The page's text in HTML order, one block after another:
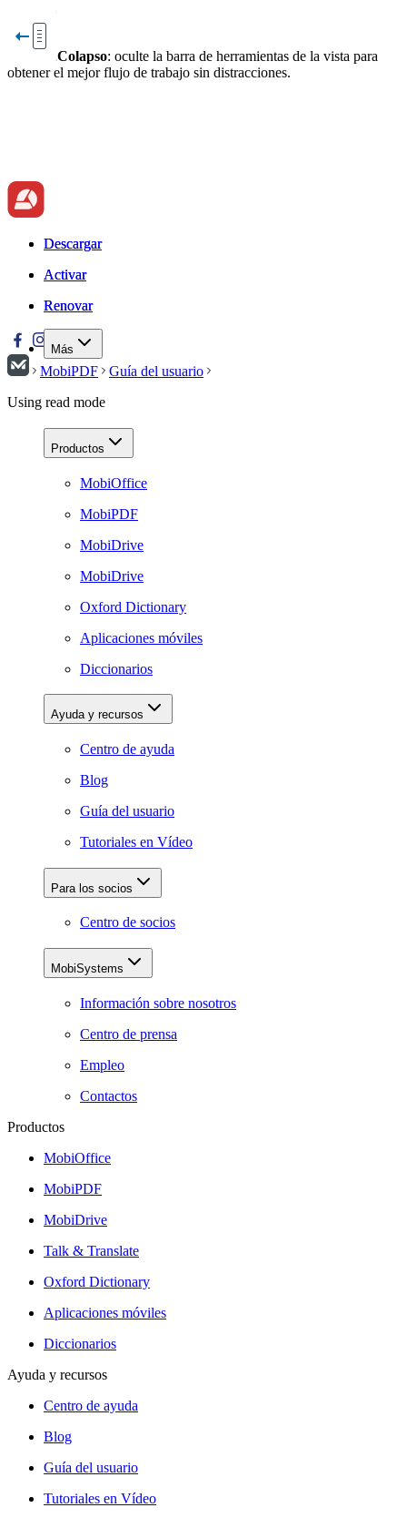
Colapso: oculte la barra de herramientas de la vista para
obtener el mejor flujo de trabajo sin distracciones.
Descargar
Activar
Renovar
Más
Descargar
Activar
Renovar
MobiPDF
Guía del usuario
Using read mode
Productos
MobiOffice
MobiPDF
MobiDrive
MobiDrive
Oxford Dictionary
Aplicaciones móviles
Diccionarios
Ayuda y recursos
Centro de ayuda
Blog
Guía del usuario
Tutoriales en Vídeo
Para los socios
Centro de socios
MobiSystems
Información sobre nosotros
Centro de prensa
Empleo
Contactos
Productos
MobiOffice
MobiPDF
MobiDrive
Talk & Translate
Oxford Dictionary
Aplicaciones móviles
Diccionarios
Ayuda y recursos
Centro de ayuda
Blog
Guía del usuario
Tutoriales en Vídeo